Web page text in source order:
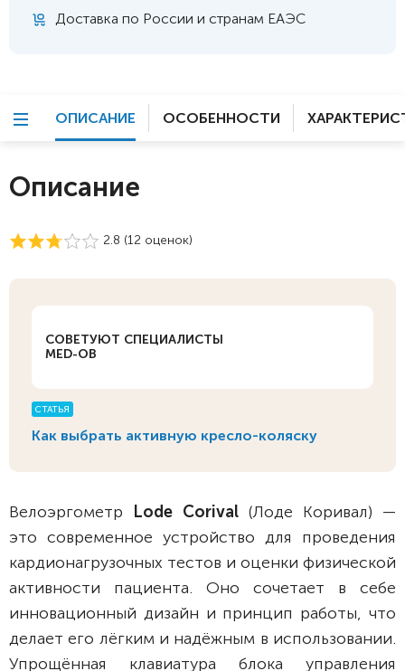
Доставка по России и странам ЕАЭС
ОПИСАНИЕ ОСОБЕННОСТИ
Описание
2.8 (12 оценок)
СОВЕТУЮТ СПЕЦИАЛИСТЫ
MED-OB
СТАТЬЯ
Как выбрать активную кресло-коляску
Велоэргометр Lode Corival (Лоде Коривал) —
это современное устройство для проведения
кардионагрузочных тестов и оценки физической
активности пациента. Оно сочетает в себе
инновационный дизайн и принцип работы, что
делает его лёгким и надёжным в использовании.
Упрощённая клавиатура блока управления